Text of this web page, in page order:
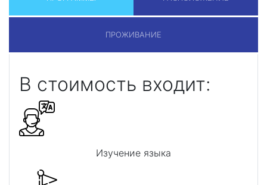
ПРОЖИВАНИЕ
В стоимость входит:
Изучение языка